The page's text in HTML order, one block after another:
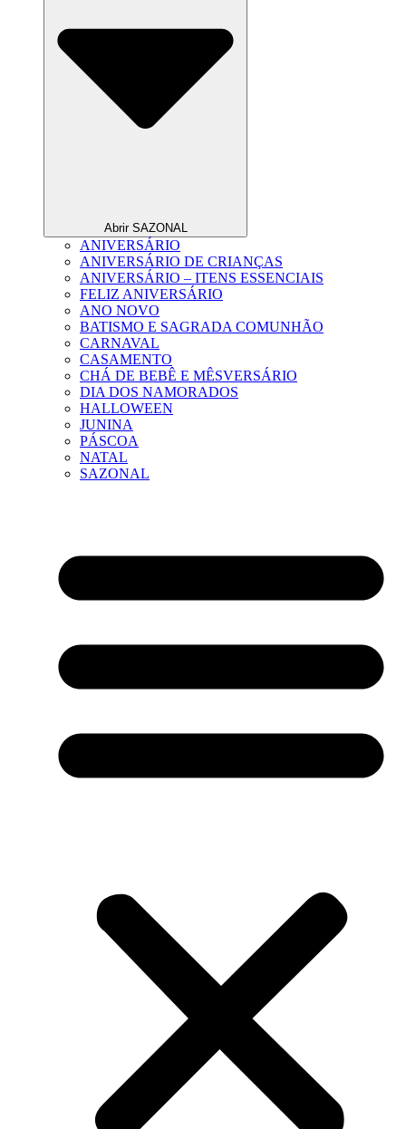
Abrir SAZONAL
ANIVERSÁRIO
ANIVERSÁRIO DE CRIANÇAS
ANIVERSÁRIO – ITENS ESSENCIAIS
FELIZ ANIVERSÁRIO
ANO NOVO
BATISMO E SAGRADA COMUNHÃO
CARNAVAL
CASAMENTO
CHÁ DE BEBÊ E MÊSVERSÁRIO
DIA DOS NAMORADOS
HALLOWEEN
JUNINA
PÁSCOA
NATAL
SAZONAL